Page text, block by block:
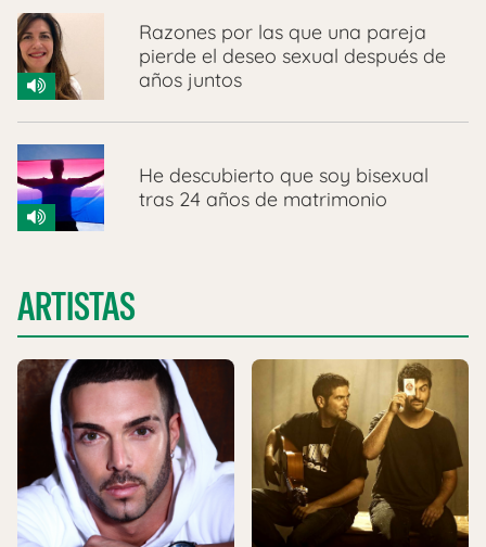
Razones por las que una pareja
pierde el deseo sexual después de
años juntos
He descubierto que soy bisexual
tras 24 años de matrimonio
ARTISTAS